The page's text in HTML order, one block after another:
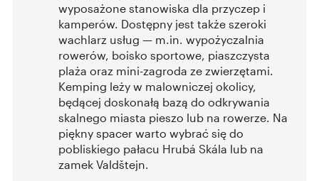
wyposażone stanowiska dla przyczep i
kamperów. Dostępny jest także szeroki
wachlarz usług — m.in. wypożyczalnia
rowerów, boisko sportowe, piaszczysta
plaża oraz mini-zagroda ze zwierzętami.
Kemping leży w malowniczej okolicy,
będącej doskonałą bazą do odkrywania
skalnego miasta pieszo lub na rowerze. Na
piękny spacer warto wybrać się do
pobliskiego pałacu Hrubá Skála lub na
zamek Valdštejn.